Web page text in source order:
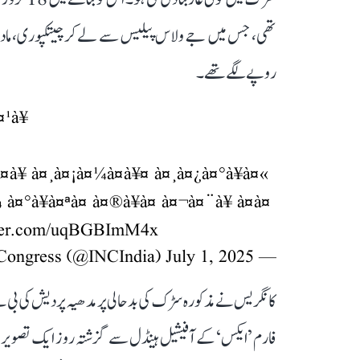
روپے لگے تھے۔
à¤¸à¤¡à¤¼à¤à¥¤ à¤¸à¤¿à¤°à¥à¤«
à¤®à¥à¤ à¤¬à¤¨à¥ à¤à¤
uqBGBImM4x
— Congress (@INCIndia)
July 1, 2025
کانگریس نے مذکورہ سڑک کی بدحالی پر مدھیہ پردیش کی